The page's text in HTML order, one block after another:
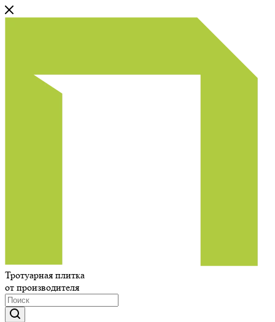
Тротуарная плитка
от производителя